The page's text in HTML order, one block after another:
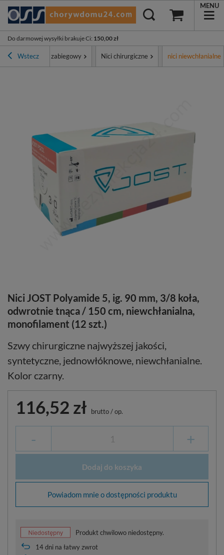
Do darmowej wysyłki brakuje Ci: 150,00 zł
MENU
WsteczSprzęt zabiegowy Nici chirurgiczne nici niewchłanialne
Nici JOST Polyamide 5, ig. 90 mm, 3/8 koła,
odwrotnie tnąca / 150 cm, niewchłanialna,
monofilament (12 szt.)
Szwy chirurgiczne najwyższej jakości,
syntetyczne, jednowłóknowe, niewchłanialne.
Kolor czarny.
116,52 zł brutto/op.
- +
Dodaj do koszyka
Powiadom mnie o dostępności produktu
Produkt chwilowo niedostępny.
14dni na łatwy zwrot